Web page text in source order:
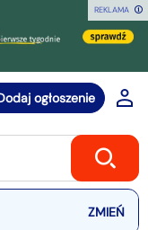
REKLAMA
ogłoszenie